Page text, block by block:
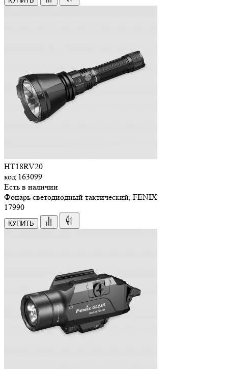
HT18RV20
код 163099
Есть в наличии
Фонарь светодиодный тактический, FENIX
17990
КУПИТЬ